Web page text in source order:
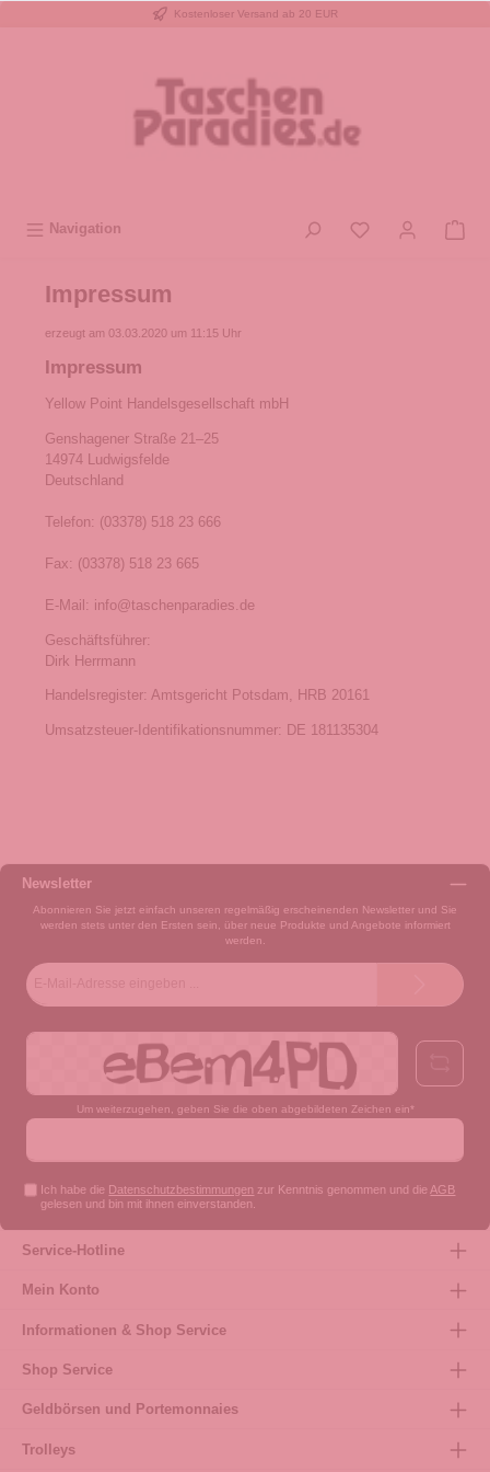
Kostenloser Versand ab 20 EUR
Navigation
Impressum
erzeugt am 03.03.2020 um 11:15 Uhr
Impressum
Yellow Point Handelsgesellschaft mbH
Genshagener Straße 21–25
14974 Ludwigsfelde
Deutschland
Telefon: (03378) 518 23 666
Fax: (03378) 518 23 665
E-Mail: info@taschenparadies.de
Geschäftsführer:
Dirk Herrmann
Handelsregister: Amtsgericht Potsdam, HRB 20161
Umsatzsteuer-Identifikationsnummer: DE 181135304
Newsletter
Abonnieren Sie jetzt einfach unseren regelmäßig erscheinenden Newsletter und Sie
werden stets unter den Ersten sein, über neue Produkte und Angebote informiert
werden.
Um weiterzugehen, geben Sie die oben abgebildeten Zeichen ein*
Ich habe die Datenschutzbestimmungen zur Kenntnis genommen und die AGB
gelesen und bin mit ihnen einverstanden.
Service-Hotline
Mein Konto
Informationen & Shop Service
Shop Service
Geldbörsen und Portemonnaies
Trolleys